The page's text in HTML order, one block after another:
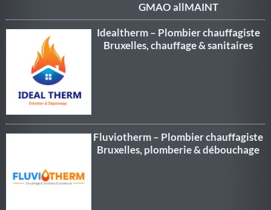
GMAO allMAINT
Idealtherm – Plombier chauffagiste
Bruxelles, chauffage & sanitaires
Fluviotherm – Plombier chauffagiste
Bruxelles, plomberie & débouchage